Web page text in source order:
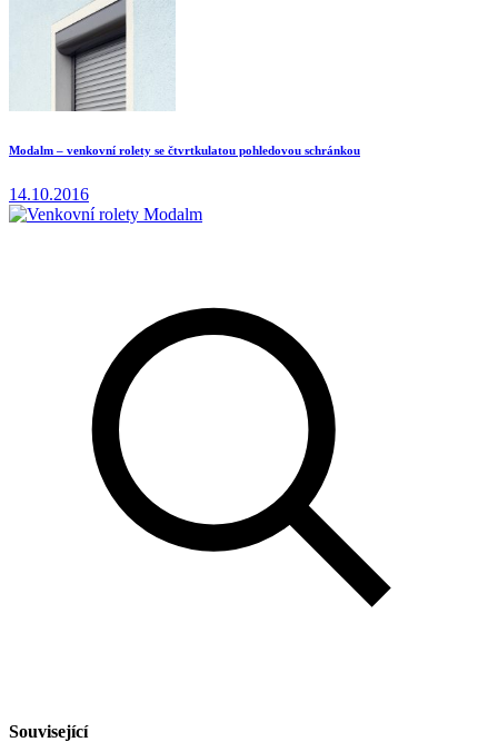
Modalm – venkovní rolety se čtvrtkulatou pohledovou schránkou
14.10.2016
Související